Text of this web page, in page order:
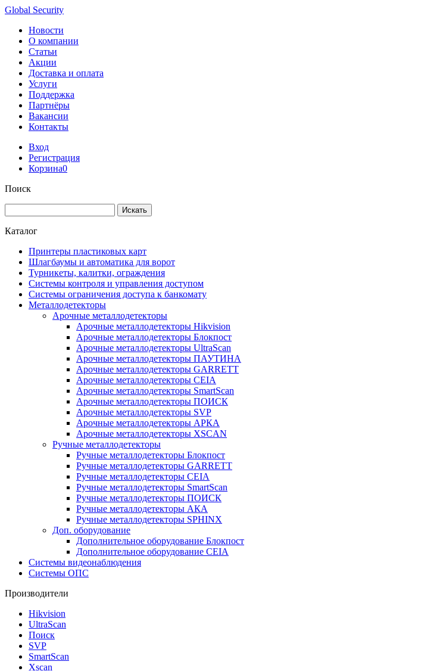
Global Security
Новости
О компании
Статьи
Акции
Доставка и оплата
Услуги
Поддержка
Партнёры
Вакансии
Контакты
Вход
Регистрация
Корзина0
Поиск
Искать
Каталог
Принтеры пластиковых карт
Шлагбаумы и автоматика для ворот
Турникеты, калитки, ограждения
Системы контроля и управления доступом
Системы ограничения доступа к банкомату
Металлодетекторы
Арочные металлодетекторы
Арочные металлодетекторы Hikvision
Арочные металлодетекторы Блокпост
Арочные металлодетекторы UltraScan
Арочные металлодетекторы ПАУТИНА
Арочные металлодетекторы GARRETT
Арочные металлодетекторы CEIA
Арочные металлодетекторы SmartScan
Арочные металлодетекторы ПОИСК
Арочные металлодетекторы SVP
Арочные металлодетекторы АРКА
Арочные металлодетекторы XSCAN
Ручные металлодетекторы
Ручные металлодетекторы Блокпост
Ручные металлодетекторы GARRETT
Ручные металлодетекторы CEIA
Ручные металлодетекторы SmartScan
Ручные металлодетекторы ПОИСК
Ручные металлодетекторы АКА
Ручные металлодетекторы SPHINX
Доп. оборудование
Дополнительное оборудование Блокпост
Дополнительное оборудование CEIA
Системы видеонаблюдения
Системы ОПС
Производители
Hikvision
UltraScan
Поиск
SVP
SmartScan
Xscan